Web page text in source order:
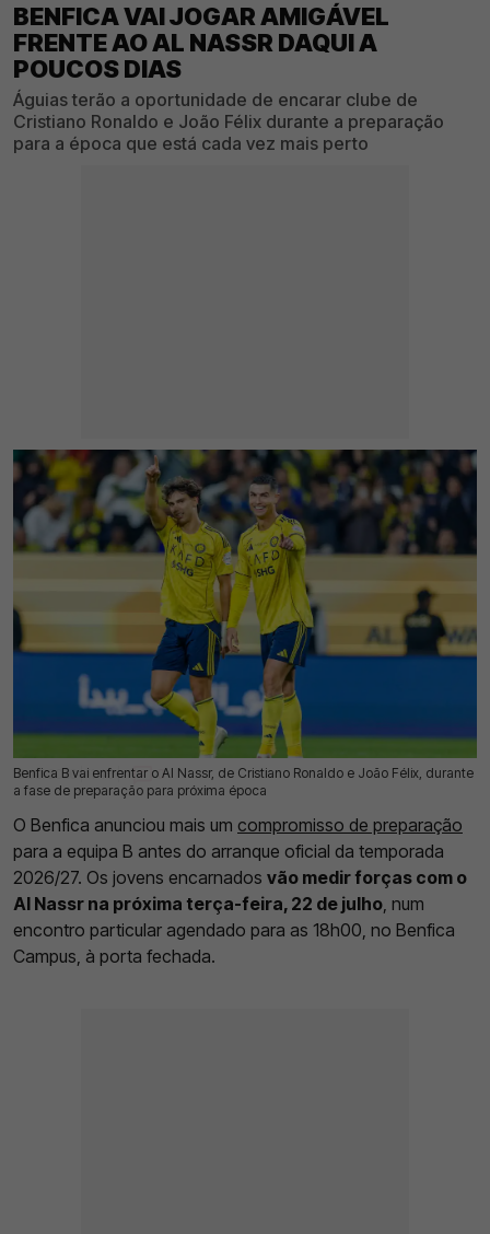
BENFICA VAI JOGAR AMIGÁVEL
FRENTE AO AL NASSR DAQUI A
POUCOS DIAS
Águias terão a oportunidade de encarar clube de
Cristiano Ronaldo e João Félix durante a preparação
para a época que está cada vez mais perto
Benfica B vai enfrentar o Al Nassr, de Cristiano Ronaldo e João Félix, durante
a fase de preparação para próxima época
18 Jul 2026 | 11:45 | 0
O Benfica anunciou mais um compromisso de preparação
para a equipa B antes do arranque oficial da temporada
2026/27. Os jovens encarnados vão medir forças com o
Al Nassr na próxima terça-feira, 22 de julho, num
encontro particular agendado para as 18h00, no Benfica
Campus, à porta fechada.